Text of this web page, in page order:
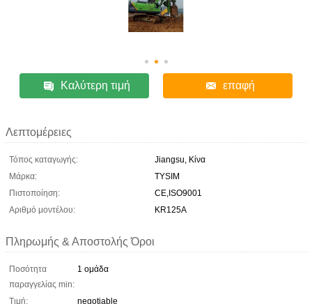
Καλύτερη τιμή επαφή
Λεπτομέρειες
Τόπος καταγωγής:
Jiangsu, Κίνα
Μάρκα:
TYSIM
Πιστοποίηση:
CE,ISO9001
Αριθμό μοντέλου:
KR125A
Πληρωμής & Αποστολής Όροι
Ποσότητα
παραγγελίας min:
1 ομάδα
Τιμή:
negotiable